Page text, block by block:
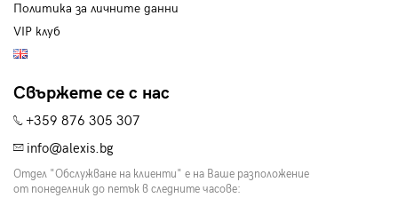
Политика за личните данни
VIP клуб
Свържете се с нас
+359 876 305 307
info@alexis.bg
Отдел "Обслужване на клиенти" е на Ваше разположение
от понеделник до петък в следните часове: